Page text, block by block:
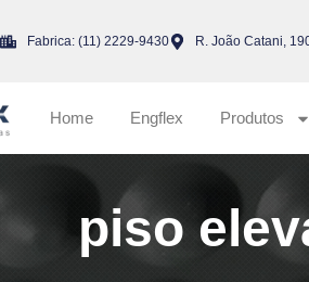
Fabrica: (11) 2229-9430 R. João Catani,
Home Engflex Produtos
piso